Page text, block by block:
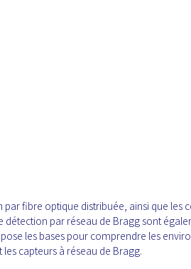
fibre optique distribuée, ainsi que les
par réseau de Bragg sont
les bases pour comprendre les
capteurs à réseau de Bragg.